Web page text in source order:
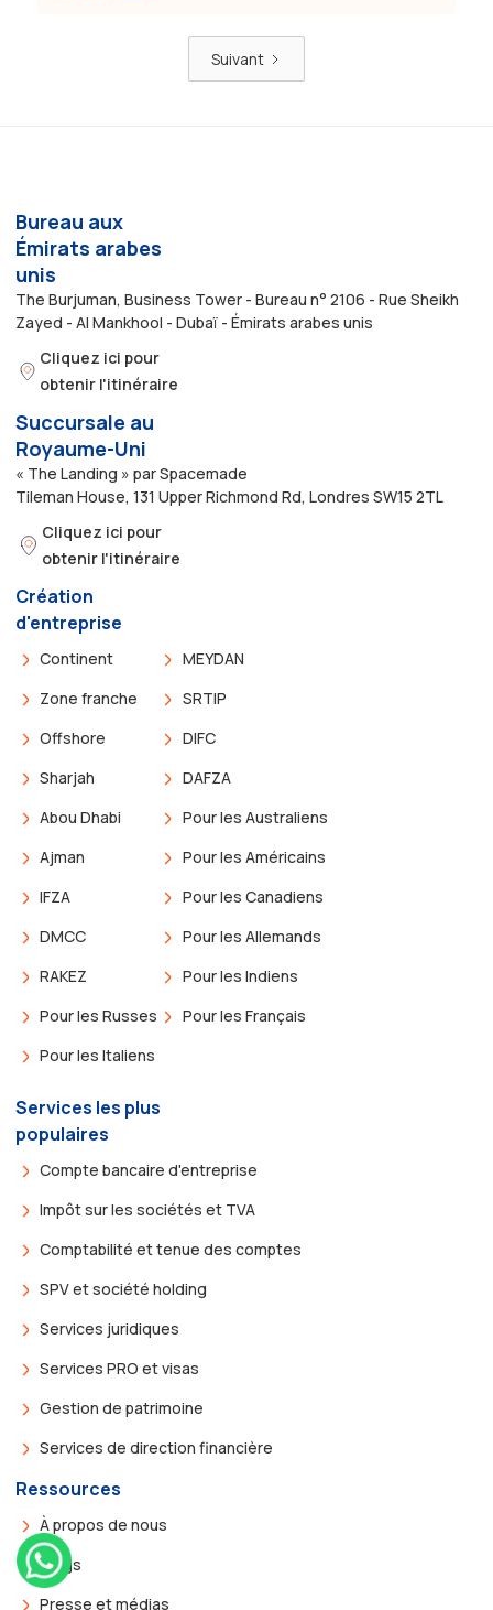
Suivant
Bureau aux
Émirats arabes
unis
The Burjuman, Business Tower - Bureau n° 2106 - Rue Sheikh
Zayed - Al Mankhool - Dubaï - Émirats arabes unis
Cliquez ici pour
obtenir l'itinéraire
Succursale au
Royaume-Uni
« The Landing » par Spacemade
Tileman House, 131 Upper Richmond Rd, Londres SW15 2TL
Cliquez ici pour
obtenir l'itinéraire
Création
d'entreprise
Continent
Zone franche
Offshore
Sharjah
Abou Dhabi
Ajman
IFZA
DMCC
RAKEZ
Pour les Russes
Pour les Italiens
MEYDAN
SRTIP
DIFC
DAFZA
Pour les Australiens
Pour les Américains
Pour les Canadiens
Pour les Allemands
Pour les Indiens
Pour les Français
Services les plus
populaires
Compte bancaire d'entreprise
Impôt sur les sociétés et TVA
Comptabilité et tenue des comptes
SPV et société holding
Services juridiques
Services PRO et visas
Gestion de patrimoine
Services de direction financière
Ressources
À propos de nous
Blogs
Presse et médias